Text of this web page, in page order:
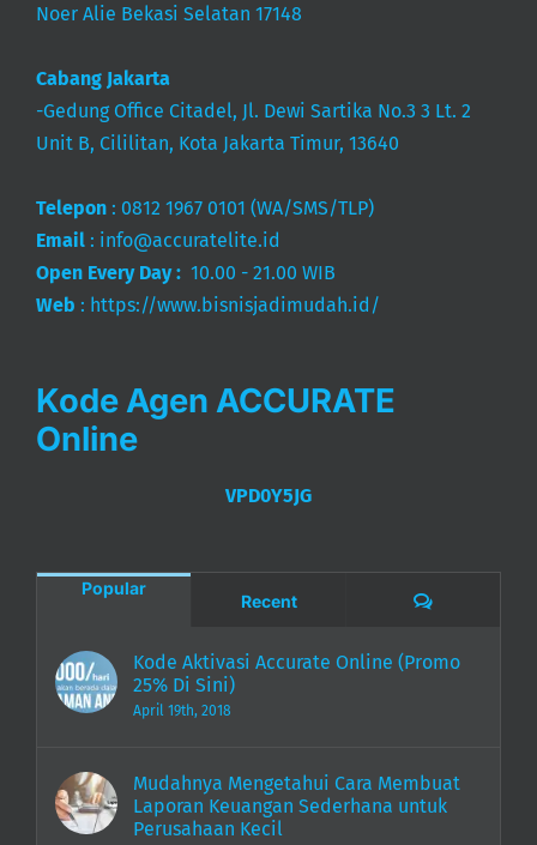
Noer Alie Bekasi Selatan 17148
Cabang Jakarta
-Gedung Office Citadel, Jl. Dewi Sartika No.3 3 Lt. 2
Unit B, Cililitan, Kota Jakarta Timur, 13640
Telepon : 0812 1967 0101 (WA/SMS/TLP)
Email : info@accuratelite.id
Open Every Day : 10.00 - 21.00 WIB
Web : https://www.bisnisjadimudah.id/
Kode Agen ACCURATE
Online
VPD0Y5JG
Popular
Recent Comments
Kode Aktivasi Accurate Online (Promo
25% Di Sini)
April 19th, 2018
Mudahnya Mengetahui Cara Membuat
Laporan Keuangan Sederhana untuk
Perusahaan Kecil